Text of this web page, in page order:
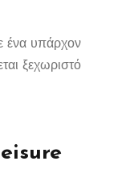
ένα υπάρχον
ξεχωριστό